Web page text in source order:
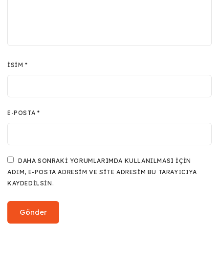
İSIM*
E-POSTA *
DAHA SONRAKI YORUMLARIMDA KULLANILMASI IÇIN
ADIM, E-POSTA ADRESIM VE SITE ADRESIM BU TARAYICIYA
KAYDEDILSIN.